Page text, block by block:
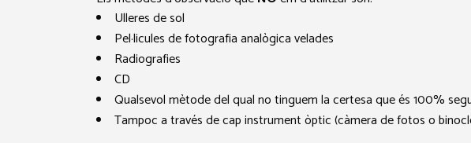
Ulleres de sol
Pel·licules de fotografia analògica velades
Radiografies
CD
Qualsevol mètode del qual no tinguem la certesa que és 100%
Tampoc a través de cap instrument òptic (càmera de fotos o